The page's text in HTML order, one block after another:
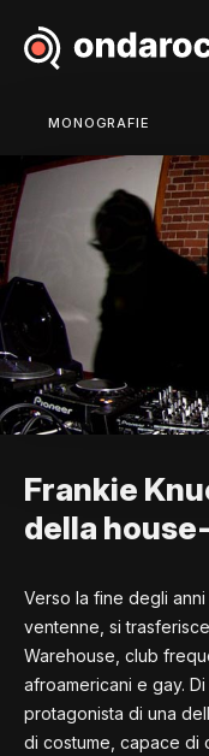
MONOGRAFIE
Frankie
della
Verso la fine degli
ventenne, si
Warehouse, club
afroamericani e gay.
protagonista di una
di costume, capace di